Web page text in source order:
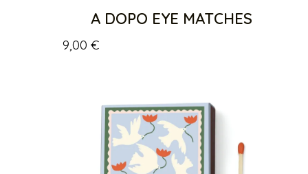
A DOPO EYE MATCHES
9,00 €